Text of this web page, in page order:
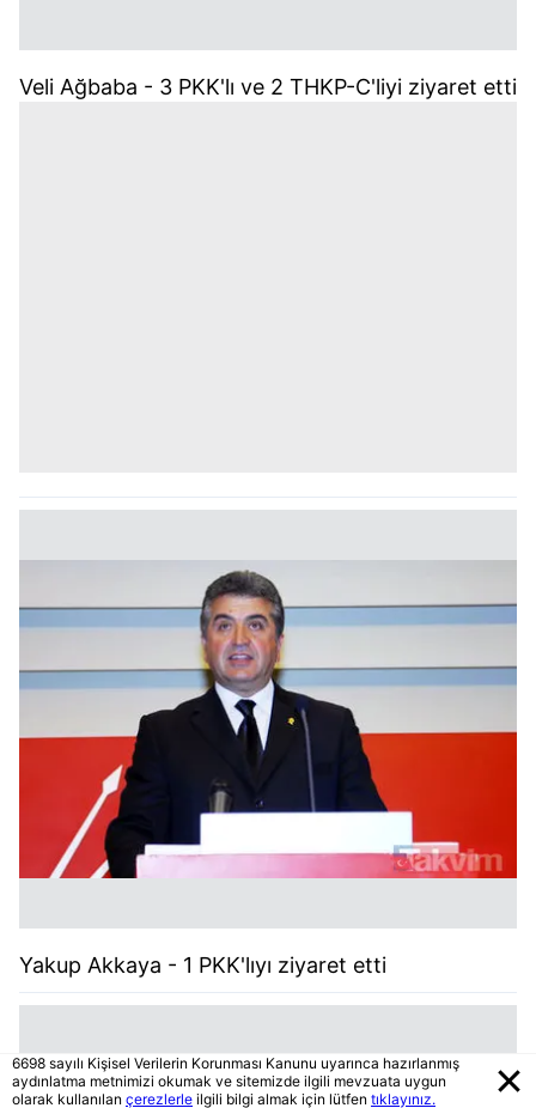
Veli Ağbaba - 3 PKK'lı ve 2 THKP-C'liyi ziyaret etti
Yakup Akkaya - 1 PKK'lıyı ziyaret etti
6698 sayılı Kişisel Verilerin Korunması Kanunu uyarınca hazırlanmış
aydınlatma metnimizi okumak ve sitemizde ilgili mevzuata uygun
olarak kullanılan çerezlerle ilgili bilgi almak için lütfen tıklayınız.